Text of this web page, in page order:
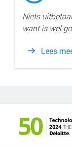
Niets
want is wel
Lees